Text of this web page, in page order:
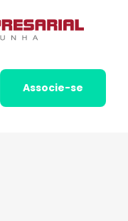
Associe-se